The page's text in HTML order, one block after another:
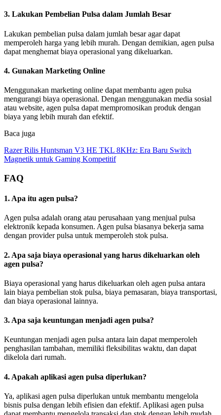
3. Lakukan Pembelian Pulsa dalam Jumlah Besar
Lakukan pembelian pulsa dalam jumlah besar agar dapat
memperoleh harga yang lebih murah. Dengan demikian, agen pulsa
dapat menghemat biaya operasional yang dikeluarkan.
4. Gunakan Marketing Online
Menggunakan marketing online dapat membantu agen pulsa
mengurangi biaya operasional. Dengan menggunakan media sosial
atau website, agen pulsa dapat mempromosikan produk dengan
biaya yang lebih murah dan efektif.
Baca juga
Razer Rilis Huntsman V3 HE TKL 8KHz: Era Baru Switch
Magnetik untuk Gaming Kompetitif
FAQ
1. Apa itu agen pulsa?
Agen pulsa adalah orang atau perusahaan yang menjual pulsa
elektronik kepada konsumen. Agen pulsa biasanya bekerja sama
dengan provider pulsa untuk memperoleh stok pulsa.
2. Apa saja biaya operasional yang harus dikeluarkan oleh
agen pulsa?
Biaya operasional yang harus dikeluarkan oleh agen pulsa antara
lain biaya pembelian stok pulsa, biaya pemasaran, biaya transportasi,
dan biaya operasional lainnya.
3. Apa saja keuntungan menjadi agen pulsa?
Keuntungan menjadi agen pulsa antara lain dapat memperoleh
penghasilan tambahan, memiliki fleksibilitas waktu, dan dapat
dikelola dari rumah.
4. Apakah aplikasi agen pulsa diperlukan?
Ya, aplikasi agen pulsa diperlukan untuk membantu mengelola
bisnis pulsa dengan lebih efisien dan efektif. Aplikasi agen pulsa